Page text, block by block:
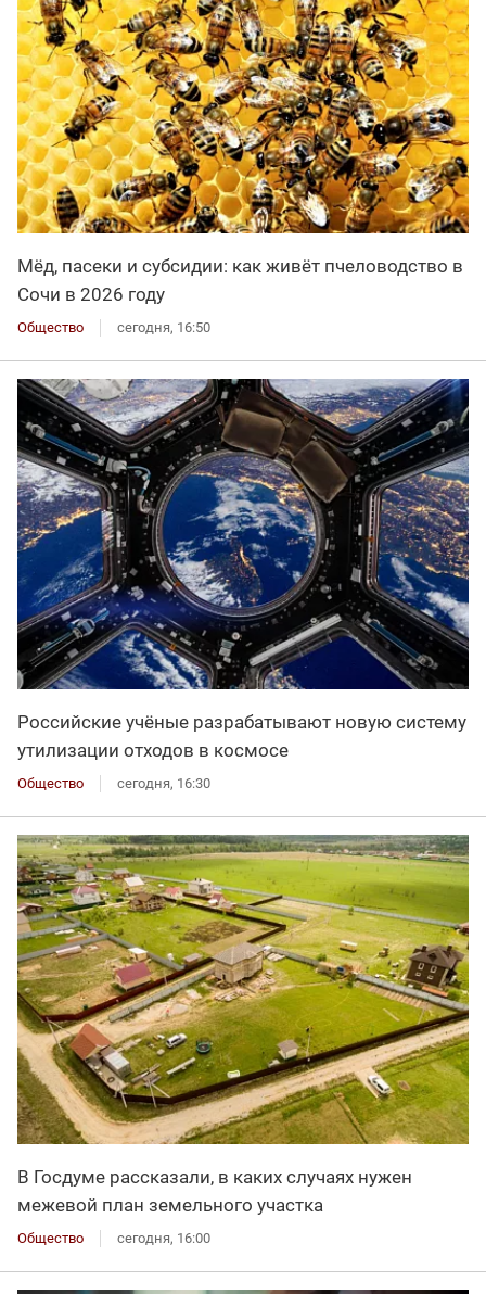
Мёд, пасеки и субсидии: как живёт пчеловодство в
Сочи в 2026 году
Общество сегодня, 16:50
Российские учёные разрабатывают новую систему
утилизации отходов в космосе
Общество сегодня, 16:30
В Госдуме рассказали, в каких случаях нужен
межевой план земельного участка
Общество сегодня, 16:00